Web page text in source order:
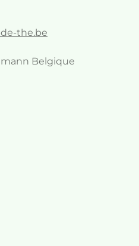
the.be
Belgique